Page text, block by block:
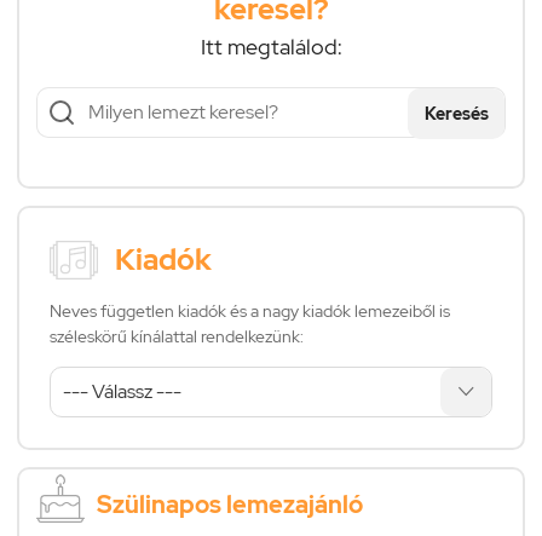
keresel?
Itt megtalálod:
Keresés
Kiadók
Neves független kiadók és a nagy kiadók lemezeiből is
széleskörű kínálattal rendelkezünk:
Szülinapos lemezajánló